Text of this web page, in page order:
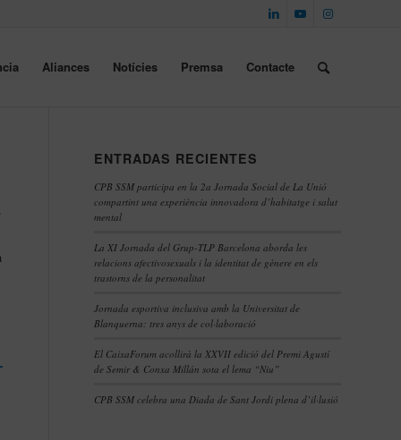
Aliances Notícies Premsa Contacte
ENTRADAS RECIENTES
CPB SSM participa en la 2a Jornada Social de La Unió
compartint una experiència innovadora d’habitatge i salut
mental
La XI Jornada del Grup-TLP Barcelona aborda les
relacions afectivosexuals i la identitat de gènere en els
trastorns de la personalitat
Jornada esportiva inclusiva amb la Universitat de
Blanquerna: tres anys de col·laboració
El CaixaForum acollirà la XXVII edició del Premi Agustí
de Semir & Conxa Millán sota el lema “Niu”
CPB SSM celebra una Diada de Sant Jordi plena d’il·lusió